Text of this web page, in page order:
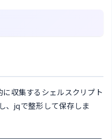
収集するシェルスクリプト
、jqで整形して保存しま